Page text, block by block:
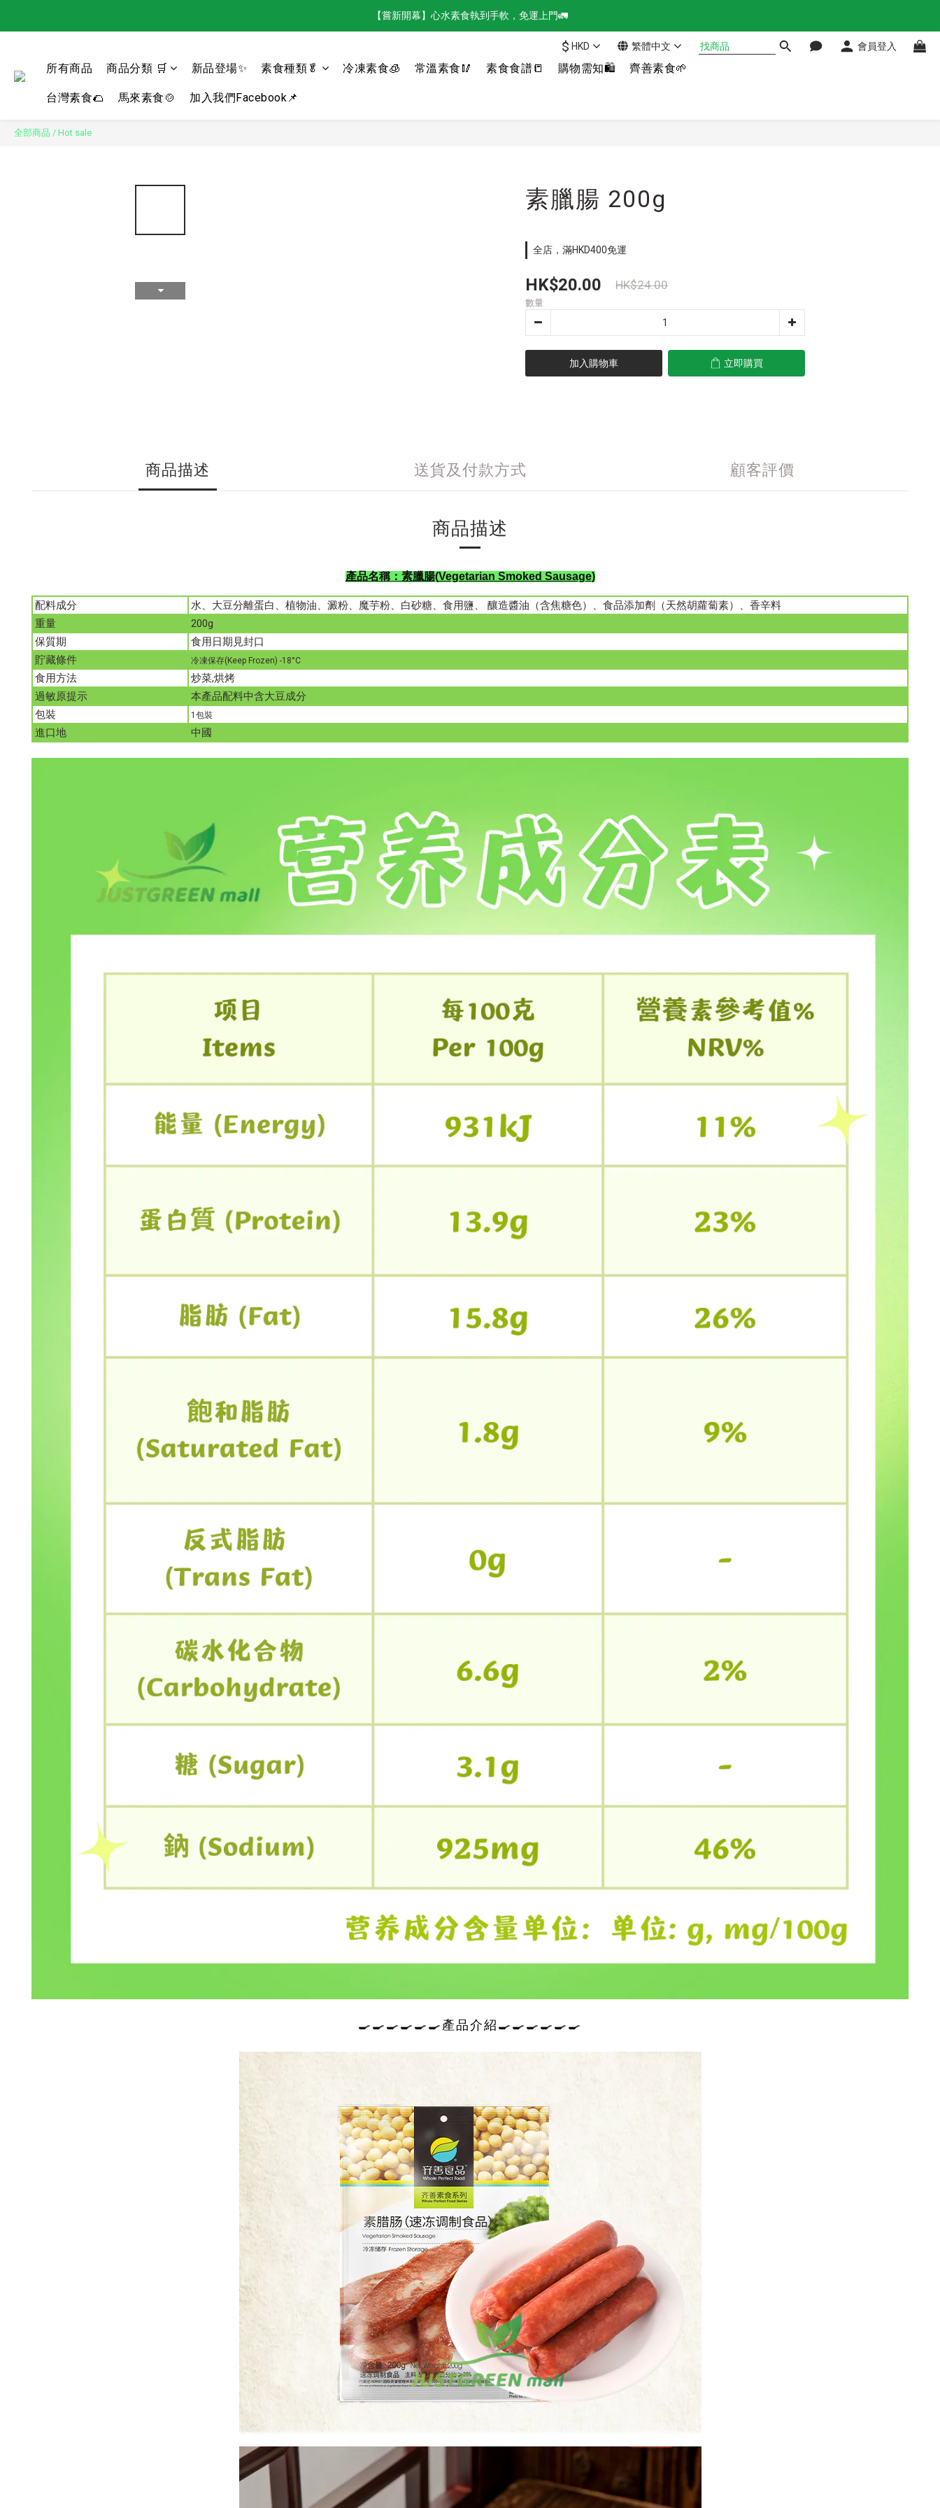
【嘗新開幕】心水素食執到手軟，免運上門🚛
$ HKD 繁體中文 會員登入
所有商品 商品分類 🛒 新品登場✨ 素食種類🥬 冷凍素食🧊 常溫素食🥢 素食食譜📒 購物需知🛍️ 齊善素食🌱
台灣素食🌮 馬來素食🍲 加入我們Facebook📌
全部商品 / Hot sale
素臘腸 200g
全店，滿HKD400免運
HK$20.00 HK$24.00
數量
加入購物車 立即購買
商品描述 送貨及付款方式 顧客評價
商品描述
產品名稱： 素臘腸(Vegetarian Smoked Sausage)
配料成分
水、大豆分離蛋白、植物油、澱粉、魔芋粉、白砂糖、食用鹽、 釀造醬油（含焦糖色）、食品添加劑（天然胡蘿蔔素）、香辛料
重量
200g
保質期
食用日期見封口
貯藏條件
冷凍保存(Keep Frozen) -18°C
食用方法
炒菜,烘烤
過敏原提示
本產品配料中含大豆成分
包裝
1 包裝
進口地 中國
🍳🍳🍳🍳🍳🍳產品介紹🍳🍳🍳🍳🍳🍳